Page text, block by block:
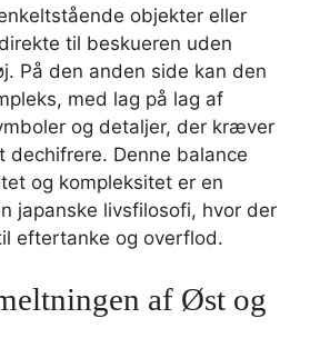
objekter eller
til beskueren uden
På den anden side kan den
med lag på lag af
og detaljer, der kræver
dechifrere. Denne balance
og kompleksitet er en
japanske livsfilosofi, hvor der
eftertanke og overflod.
af Øst og